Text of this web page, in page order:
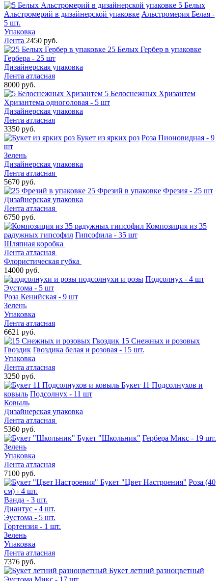
5 Белых
Альстромерий в дизайнерской упаковке Альстромерия Белая -
5 шт.
Упаковка
Лента 2450 руб.
25 Белых Гербер в упаковке
Гербера - 25 шт
Дизайнерская упаковка
Лента атласная
8000 руб.
5 Белоснежных Хризантем
Хризантема одноголовая - 5 шт
Дизайнерская упаковка
Лента атласная
3350 руб.
Букет из ярких роз Роза Пионовидная - 9
шт
Зелень
Дизайнерская упаковка
Лента атласная
5670 руб.
25 Фрезий в упаковке Фрезия - 25 шт
Дизайнерская упаковка
Лента атласная
6750 руб.
Композиция из 35
радужных гипсофил Гипсофила - 35 шт
Шляпная коробка
Лента атласная
Флористическая губка
14000 руб.
подсолнухи и розы Подсолнух - 4 шт
Эустома - 5 шт
Роза Кенийская - 9 шт
Зелень
Упаковка
Лента атласная
6621 руб.
15 Снежных и розовых
Гвоздик Гвоздика белая и розовая - 15 шт.
Упаковка
Лента атласная
3250 руб.
Букет 11 Подсолнухов и
ковыль Подсолнух - 11 шт
Ковыль
Дизайнерская упаковка
Лента атласная
5360 руб.
Букет "Школьник" Гербера Микс - 19 шт.
Зелень
Упаковка
Лента атласная
7100 руб.
Букет "Цвет Настроения" Роза (40
см) - 4 шт.
Ванда - 3 шт.
Диантус - 4 шт.
Эустома - 5 шт.
Гортензия - 1 шт.
Зелень
Упаковка
Лента атласная
7376 руб.
Букет летний разноцветный
Эустома Микс - 17 шт.